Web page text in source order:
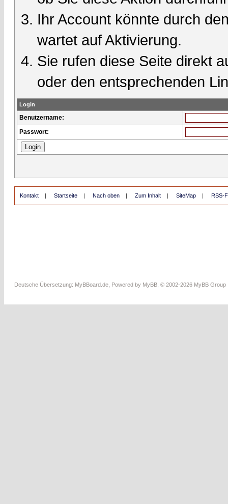
Ihr Account könnte durch
wartet auf Aktivierung.
Sie rufen diese Seite direkt
oder den entsprechenden
Login
Benutzername:
Passwort:
Kontakt | Startseite | Nach oben | Zum Inhalt | SiteMap | RSS-
Deutsche Übersetzung: MyBBoard.de , Powered by MyBB , © 2002-2026 MyBB Group